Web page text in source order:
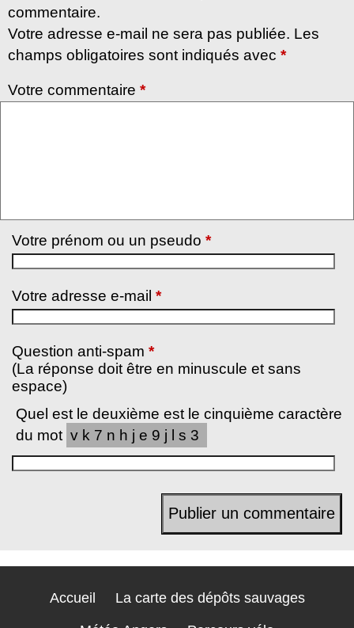
commentaire.
Votre adresse e-mail ne sera pas publiée. Les
champs obligatoires sont indiqués avec *
Votre commentaire *
Votre prénom ou un pseudo *
Votre adresse e-mail *
Question anti-spam *
(La réponse doit être en minuscule et sans
espace)
Quel est le deuxième est le cinquième caractère
du mot vk7nhje9jls3
Accueil La carte des dépôts sauvages